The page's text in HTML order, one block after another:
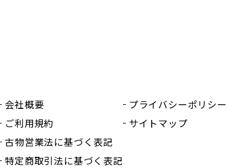
会社概要
ご利用規約
古物営業法に基づく表記
特定商取引法に基づく表記
プライバシーポリシー
サイトマップ